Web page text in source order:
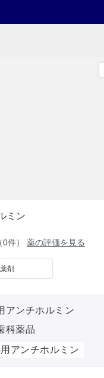
ミン
0件） 薬の評価を見る
剤
アンチホルミン
科薬品
アンチホルミン